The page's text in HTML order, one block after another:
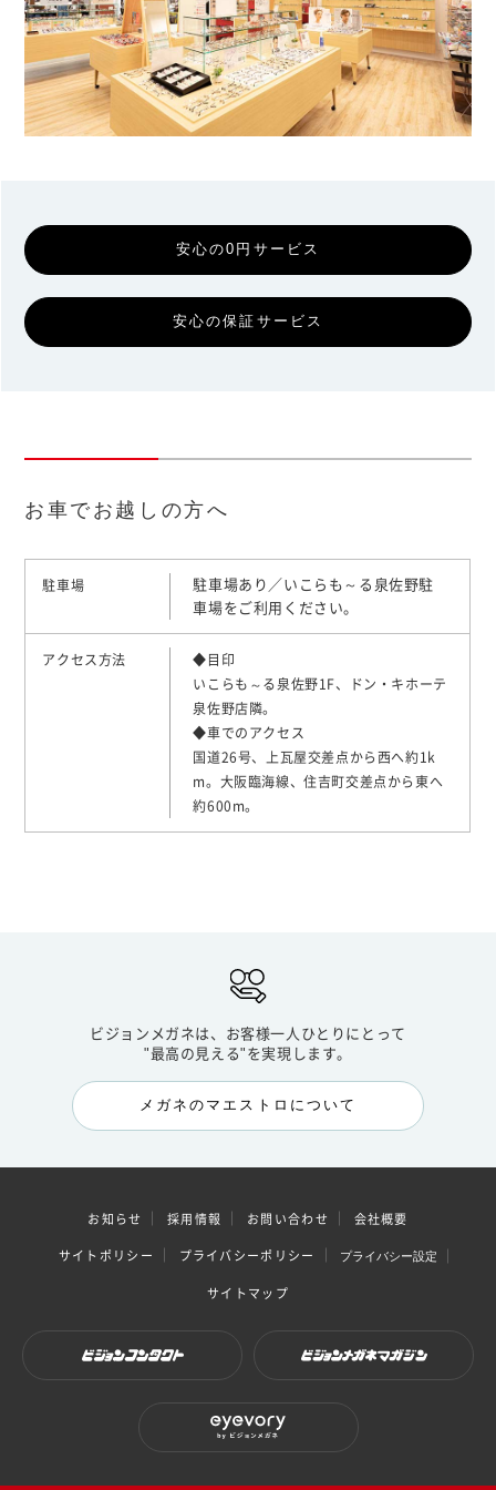
安心の0円サービス
安心の保証サービス
お車でお越しの方へ
駐車場
駐車場あり／いこらも～る泉佐野駐
車場をご利用ください。
アクセス方法
◆目印
いこらも～る泉佐野1F、ドン・キホーテ
泉佐野店隣。
◆車でのアクセス
国道26号、上瓦屋交差点から西へ約1k
m。大阪臨海線、住吉町交差点から東へ
約600m。
ビジョンメガネは、お客様一人ひとりにとって
"最高の見える"を実現します。
メガネのマエストロについて
お知らせ 採用情報 お問い合わせ 会社概要
サイトポリシー プライバシーポリシー プライバシー設定
サイトマップ